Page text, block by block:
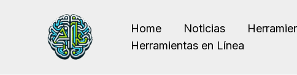
contenido
Home Noticias
Herramientas en Línea